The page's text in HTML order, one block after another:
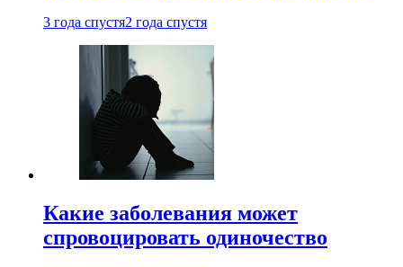
3 года спустя2 года спустя
Какие заболевания может
спровоцировать одиночество